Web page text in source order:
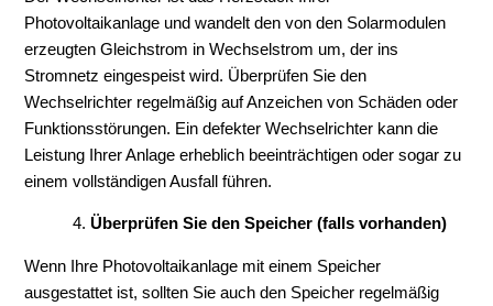
Photovoltaikanlage und wandelt den von den Solarmodulen
erzeugten Gleichstrom in Wechselstrom um, der ins
Stromnetz eingespeist wird. Überprüfen Sie den
Wechselrichter regelmäßig auf Anzeichen von Schäden oder
Funktionsstörungen. Ein defekter Wechselrichter kann die
Leistung Ihrer Anlage erheblich beeinträchtigen oder sogar zu
einem vollständigen Ausfall führen.
Überprüfen Sie den Speicher (falls vorhanden)
Wenn Ihre Photovoltaikanlage mit einem Speicher
ausgestattet ist, sollten Sie auch den Speicher regelmäßig